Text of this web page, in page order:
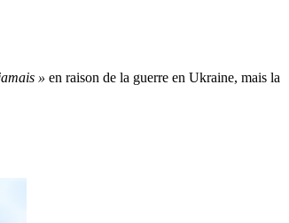
» en raison de la guerre en Ukraine, mais la